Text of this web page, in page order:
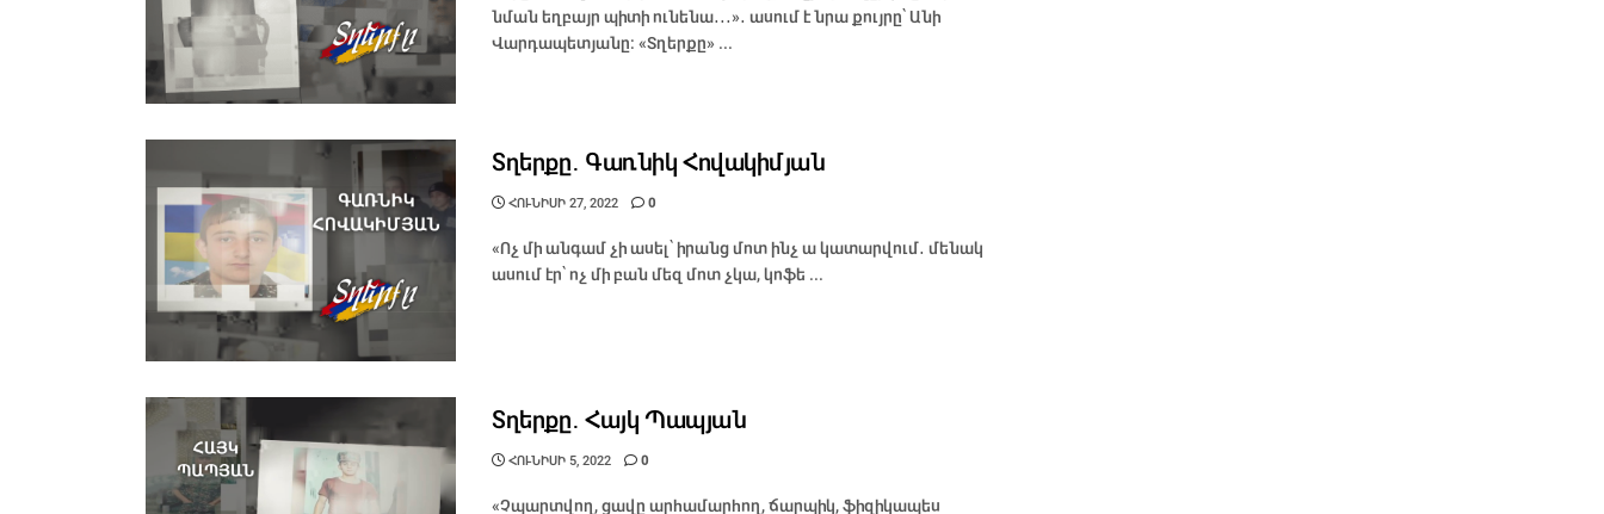
նման եղբայր պիտի ունենա․․․»․ ասում է նրա քույրը՝ Անի
Վարդապետյանը։ «Տղերքը» ...
Տղերքը․ Գառնիկ Հովակիմյան
ՀՈՒՆԻՍԻ 27, 2022 0
«Ոչ մի անգամ չի ասել՝ իրանց մոտ ինչ ա կատարվում․ մենակ
ասում էր՝ ոչ մի բան մեզ մոտ չկա, կոֆե ...
Տղերքը․ Հայկ Պապյան
ՀՈՒՆԻՍԻ 5, 2022 0
«Չպարտվող, ցավը արհամարհող, ճարպիկ, ֆիզիկապես